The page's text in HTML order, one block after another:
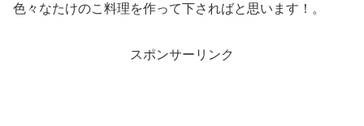
色々なたけのこ料理を作って下さればと思います！。
スポンサーリンク